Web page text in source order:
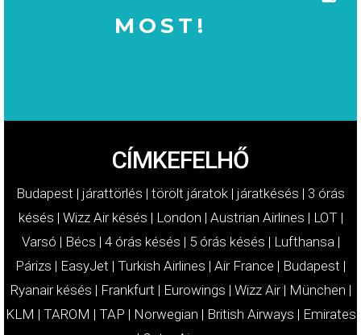
MOST!
CÍMKEFELHŐ
Budapest | járattörlés | törölt járatok | járatkésés | 3 órás
késés | Wizz Air késés | London | Austrian Airlines | LOT|
Varsó | Bécs | 4 órás késés | 5 órás késés | Lufthansa |
Párizs | EasyJet | Turkish Airlines | Air France | Budapest |
Ryanair késés | Frankfurt | Eurowings | Wizz Air| München |
KLM | TAROM | TAP | Norwegian | British Airways | Emirates